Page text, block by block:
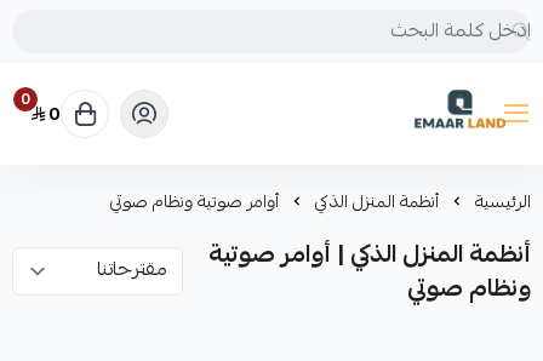
إعمار لاند
0 0
الرئيسية أنظمة المنزل الذكي أوامر صوتية ونظام صوتي
أنظمة المنزل الذكي | أوامر صوتية
ونظام صوتي